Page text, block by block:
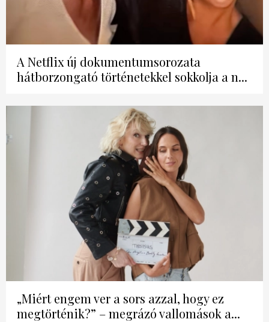
A Netflix új dokumentumsorozata
hátborzongató történetekkel sokkolja a n...
„Miért engem ver a sors azzal, hogy ez
megtörténik?” – megrázó vallomások a...